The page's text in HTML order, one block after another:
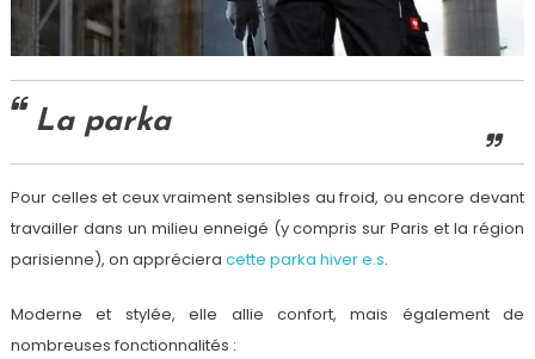
La parka
Pour celles et ceux vraiment sensibles au froid, ou encore devant
travailler dans un milieu enneigé (y compris sur Paris et la région
parisienne), on appréciera cette parka hiver e.s.
Moderne et stylée, elle allie confort, mais également de
nombreuses fonctionnalités :